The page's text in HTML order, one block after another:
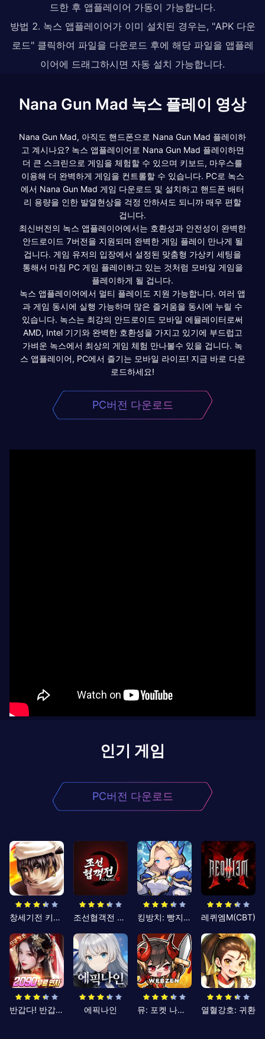
드한 후 앱플레이어 가동이 가능합니다.
방법 2. 녹스 앱플레이어가 이미 설치된 경우는, "APK 다운
로드" 클릭하여 파일을 다운로드 후에 해당 파일을 앱플레
이어에 드래그하시면 자동 설치 가능합니다.
Nana Gun Mad 녹스 플레이 영상
Nana Gun Mad, 아직도 핸드폰으로 Nana Gun Mad 플레이하
고 계시나요? 녹스 앱플레이어로 Nana Gun Mad 플레이하면
더 큰 스크린으로 게임을 체험할 수 있으며 키보드, 마우스를
이용해 더 완벽하게 게임을 컨트롤할 수 있습니다. PC로 녹스
에서 Nana Gun Mad 게임 다운로드 및 설치하고 핸드폰 배터
리 용량을 인한 발열현상을 걱정 안하셔도 되니까 매우 편할
겁니다.
최신버전의 녹스 앱플레이어에서는 호환성과 안전성이 완벽한
안드로이드 7버전을 지원되며 완벽한 게임 플레이 만나게 될
겁니다. 게임 유저의 입장에서 설정된 맞춤형 가상키 세팅을
통해서 마침 PC 게임 플레이하고 있는 것처럼 모바일 게임을
플레이하게 될 겁니다.
녹스 앱플레이어에서 멀티 플레이도 지원 가능합니다. 여러 앱
과 게임 동시에 실행 가능하며 많은 즐거움을 동시에 누릴 수
있습니다. 녹스는 최강의 안드로이드 모바일 에뮬레이터로써
AMD, Intel 기기와 완벽한 호환성을 가지고 있기에 부드럽고
가벼운 녹스에서 최상의 게임 체험 만나볼수 있을 겁니다. 녹
스 앱플레이어, PC에서 즐기는 모바일 라이프! 지금 바로 다운
로드하세요!
PC버전 다운로드
인기 게임
PC버전 다운로드
창세기전 키우기 조선협객전 클래식 킹방치: 빵지의 제왕 레퀴엠M(CBT)
반갑다! 반갑삼국지 에픽나인 뮤: 포켓 나이츠 열혈강호: 귀환